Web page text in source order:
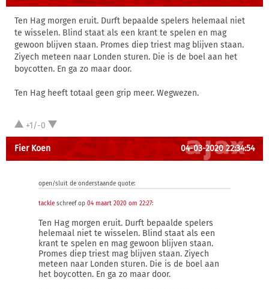
Ten Hag morgen eruit. Durft bepaalde spelers helemaal niet
te wisselen. Blind staat als een krant te spelen en mag
gewoon blijven staan. Promes diep triest mag blijven staan.
Ziyech meteen naar Londen sturen. Die is de boel aan het
boycotten. En ga zo maar door.
Ten Hag heeft totaal geen grip meer. Wegwezen.
+1/-0
Fier Koen 04-03-2020 22:34:54
open/sluit de onderstaande quote:
tackle schreef op 04 maart 2020 om 22:27:
Ten Hag morgen eruit. Durft bepaalde spelers
helemaal niet te wisselen. Blind staat als een
krant te spelen en mag gewoon blijven staan.
Promes diep triest mag blijven staan. Ziyech
meteen naar Londen sturen. Die is de boel aan
het boycotten. En ga zo maar door.